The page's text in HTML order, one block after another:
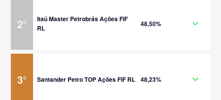
2°
Itaú Master Petrobrás Ações FIF
RL
48,50%
3° Santander Petro TOP Ações FIF RL 48,23%